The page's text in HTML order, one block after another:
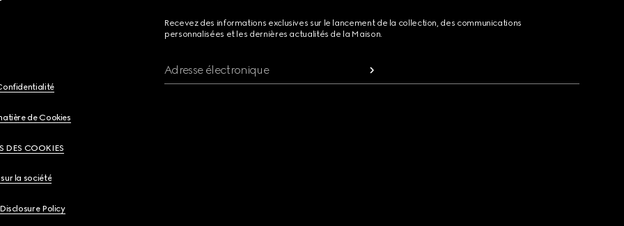
de Cookies
DES COOKIES
la société
Policy
Recevez des informations exclusives sur le lancement de la collection, des communications
personnalisées et les dernières actualités de la Maison.
Adresse électronique